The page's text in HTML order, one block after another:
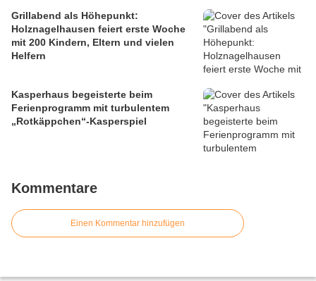
Grillabend als Höhepunkt:
Holznagelhausen feiert erste Woche
mit 200 Kindern, Eltern und vielen
Helfern
Kasperhaus begeisterte beim
Ferienprogramm mit turbulentem
„Rotkäppchen“-Kasperspiel
Kommentare
Einen Kommentar hinzufügen